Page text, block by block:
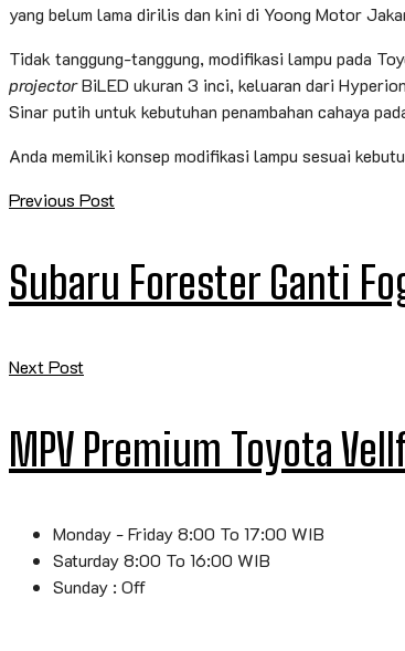
yang belum lama dirilis dan kini di Yoong Motor
Tidak tanggung-tanggung, modifikasi lampu pada
projectorBiLED ukuran 3 inci, keluaran dari
Sinar putih untuk kebutuhan penambahan cahaya
Anda memiliki konsep modifikasi lampu sesuai
Previous Post
Subaru Forester Ganti
Next Post
MPV Premium Toyota
Monday - Friday 8:00 To 17:00 WIB
Saturday 8:00 To 16:00 WIB
Sunday : Off